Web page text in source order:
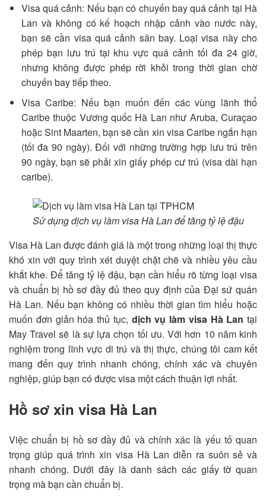
Visa quá cảnh: Nếu bạn có chuyến bay quá cảnh tại Hà
Lan và không có kế hoạch nhập cảnh vào nước này,
bạn sẽ cần visa quá cảnh sân bay. Loại visa này cho
phép bạn lưu trú tại khu vực quá cảnh tối đa 24 giờ,
nhưng không được phép rời khỏi trong thời gian chờ
chuyến bay tiếp theo.
Visa Caribe: Nếu bạn muốn đến các vùng lãnh thổ
Caribe thuộc Vương quốc Hà Lan như Aruba, Curaçao
hoặc Sint Maarten, bạn sẽ cần xin visa Caribe ngắn hạn
(tối đa 90 ngày). Đối với những trường hợp lưu trú trên
90 ngày, bạn sẽ phải xin giấy phép cư trú (visa dài hạn
caribe).
Sử dụng dịch vụ làm visa Hà Lan để tăng tỷ lệ đậu
Visa Hà Lan được đánh giá là một trong những loại thị thực
khó xin với quy trình xét duyệt chặt chẽ và nhiều yêu cầu
khắt khe. Để tăng tỷ lệ đậu, bạn cần hiểu rõ từng loại visa
và chuẩn bị hồ sơ đầy đủ theo quy định của Đại sứ quán
Hà Lan. Nếu bạn không có nhiều thời gian tìm hiểu hoặc
muốn đơn giản hóa thủ tục, dịch vụ làm visa Hà Lan tại
May Travel sẽ là sự lựa chọn tối ưu. Với hơn 10 năm kinh
nghiệm trong lĩnh vực di trú và thị thực, chúng tôi cam kết
mang đến quy trình nhanh chóng, chính xác và chuyên
nghiệp, giúp bạn có được visa một cách thuận lợi nhất.
Hồ sơ xin visa Hà Lan
Việc chuẩn bị hồ sơ đầy đủ và chính xác là yếu tố quan
trọng giúp quá trình xin visa Hà Lan diễn ra suôn sẻ và
nhanh chóng. Dưới đây là danh sách các giấy tờ quan
trọng mà bạn cần chuẩn bị.